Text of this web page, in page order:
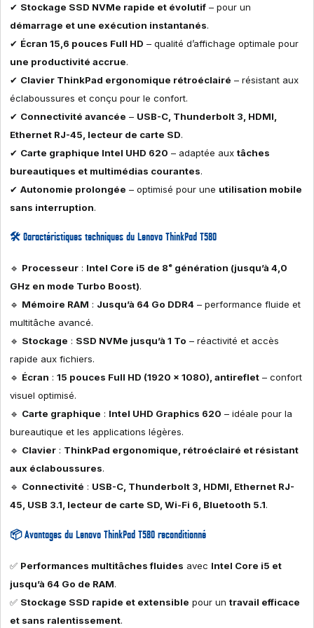
✔ Stockage SSD NVMe rapide et évolutif – pour un
démarrage et une exécution instantanés.
✔ Écran 15,6 pouces Full HD – qualité d’affichage optimale pour
une productivité accrue.
✔ Clavier ThinkPad ergonomique rétroéclairé – résistant aux
éclaboussures et conçu pour le confort.
✔ Connectivité avancée – USB-C, Thunderbolt 3, HDMI,
Ethernet RJ-45, lecteur de carte SD.
✔ Carte graphique Intel UHD 620 – adaptée auxtâches
bureautiques et multimédias courantes.
✔Autonomie prolongée – optimisé pour une utilisation mobile
sans interruption.
🛠Caractéristiques techniques du Lenovo ThinkPad T580
🔹 Processeur : Intel Core i5 de 8ᵉ génération (jusqu’à 4,0
GHz en mode Turbo Boost).
🔹 Mémoire RAM : Jusqu’à 64 Go DDR4 – performance fluide et
multitâche avancé.
🔹 Stockage : SSD NVMe jusqu’à 1 To – réactivité et accès
rapide aux fichiers.
🔹 Écran :15 pouces Full HD (1920 x 1080), antireflet – confort
visuel optimisé.
🔹 Carte graphique : Intel UHD Graphics 620 – idéale pour la
bureautique et les applications légères.
🔹 Clavier : ThinkPad ergonomique, rétroéclairé et résistant
aux éclaboussures.
🔹 Connectivité : USB-C, Thunderbolt 3, HDMI, Ethernet RJ-
45, USB 3.1, lecteur de carte SD, Wi-Fi 6, Bluetooth 5.1.
📦Avantages du Lenovo ThinkPad T580 reconditionné
✅ Performances multitâches fluides avec Intel Core i5 et
jusqu’à 64 Go de RAM.
✅ Stockage SSD rapide et extensible pour untravail efficace
et sans ralentissement.